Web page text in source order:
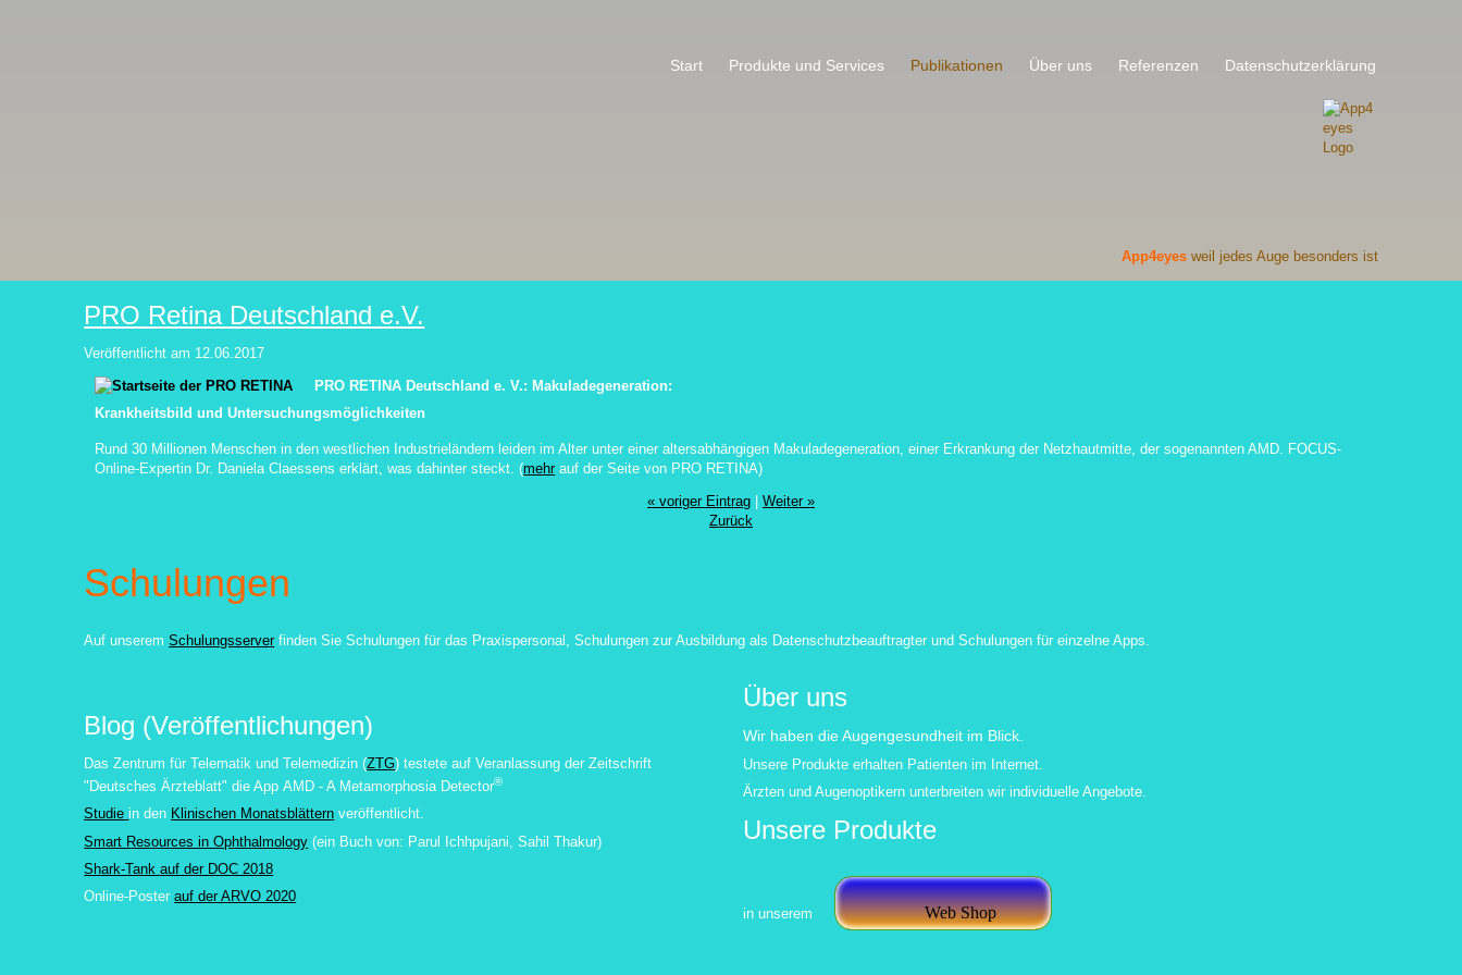
Start Produkte und Services Publikationen Über uns Referenzen Datenschutzerklärung
App4eyes weil jedes Auge besonders ist
PRO Retina Deutschland e.V.
Veröffentlicht am 12.06.2017
PRO RETINA Deutschland e. V.: Makuladegeneration:
Krankheitsbild und Untersuchungsmöglichkeiten
Rund 30 Millionen Menschen in den westlichen Industrieländern leiden im Alter unter einer altersabhängigen Makuladegeneration, einer Erkrankung der Netzhautmitte, der sogenannten AMD. FOCUS-
Online-Expertin Dr. Daniela Claessens erklärt, was dahinter steckt. (mehr auf der Seite von PRO RETINA)
« voriger Eintrag
Weiter »
Zurück
Schulungen
Auf unseremSchulungsserver finden Sie Schulungen für das Praxispersonal, Schulungen zur Ausbildung als Datenschutzbeauftragter und Schulungen für einzelne Apps.
Blog (Veröffentlichungen)
Das Zentrum für Telematik und Telemedizin (ZTG) testete auf Veranlassung der Zeitschrift
"Deutsches Ärzteblatt" die AppAMD - A Metamorphosia Detector®
Studiein den Klinischen Monatsblättern veröffentlicht.
Smart Resources in Ophthalmology (ein Buch von: Parul Ichhpujani, Sahil Thakur)
Shark-Tank auf der DOC 2018
Online-Posterauf der ARVO 2020
Über uns
Wir haben die Augengesundheit im Blick.
Unsere Produkte erhalten Patienten im Internet.
Ärzten und Augenoptikern unterbreiten wir individuelle Angebote.
Unsere Produkte
in unserem Web Shop